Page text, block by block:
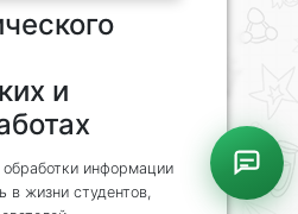
и
информации
в жизни студентов,